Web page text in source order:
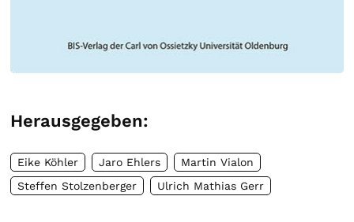
Herausgegeben:
Eike Köhler Jaro Ehlers
Martin Vialon
Steffen Stolzenberger
Ulrich Mathias Gerr